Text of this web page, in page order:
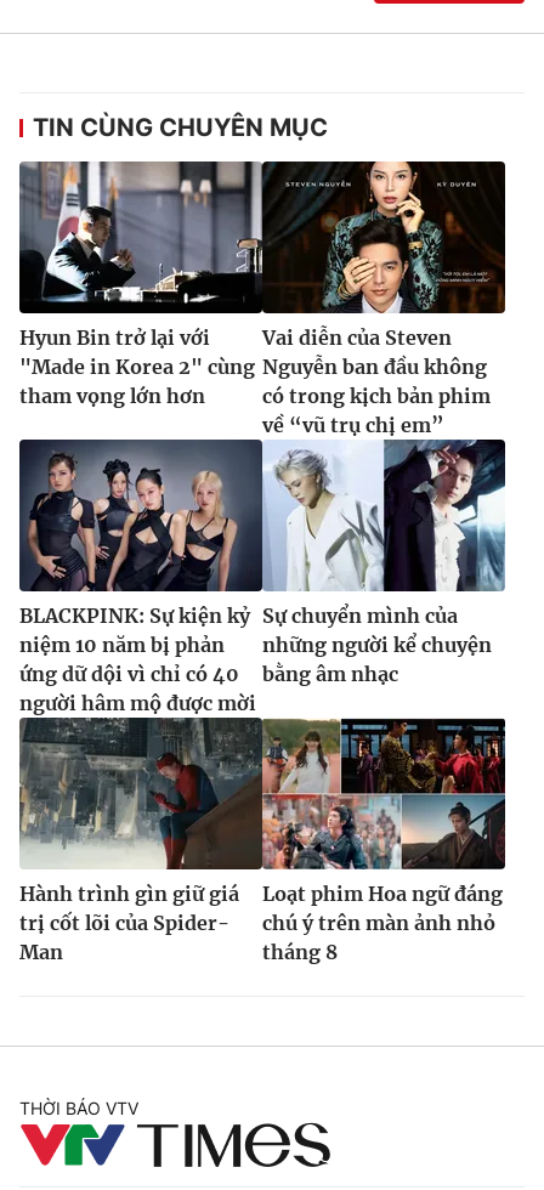
® Cấm sao chép dưới mọi hình thức nếu không có sự chấp
thuận bằng văn bản. Ghi rõ nguồn VTV.vn khi phát hành lại
thông tin từ website này.
TIN CÙNG CHUYÊN MỤC
Hyun Bin trở lại với
"Made in Korea 2" cùng
tham vọng lớn hơn
Vai diễn của Steven
Nguyễn ban đầu không
có trong kịch bản phim
về “vũ trụ chị em”
BLACKPINK: Sự kiện kỷ
niệm 10 năm bị phản
ứng dữ dội vì chỉ có 40
người hâm mộ được mời
Sự chuyển mình của
những người kể chuyện
bằng âm nhạc
Hành trình gìn giữ giá
trị cốt lõi của Spider-
Man
Loạt phim Hoa ngữ đáng
chú ý trên màn ảnh nhỏ
tháng 8
THỜI BÁO VTV